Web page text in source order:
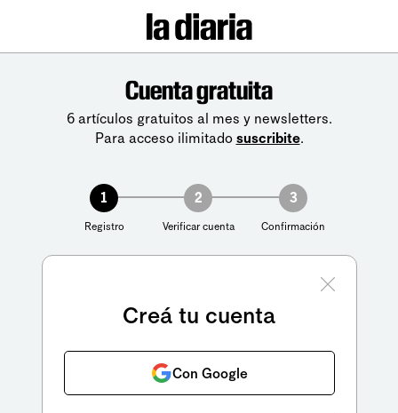
Cuenta gratuita
6 artículos gratuitos al mes y newsletters.
Para acceso ilimitado suscribite.
1
Registro
2
Verificar cuenta
3
Confirmación
Creá tu cuenta
Con Google